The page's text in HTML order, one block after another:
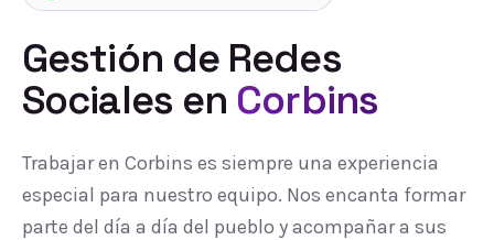
Gestión de Redes
Sociales en Corbins
Trabajar en Corbins es siempre una experiencia
especial para nuestro equipo. Nos encanta formar
parte del día a día del pueblo y acompañar a sus